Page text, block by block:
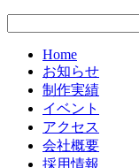
Home
お知らせ
制作実績
イベント
アクセス
会社概要
採用情報